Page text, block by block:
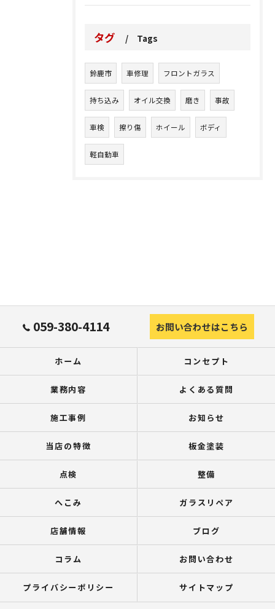
タグ Tags
鈴鹿市 車修理 フロントガラス
持ち込み オイル交換 磨き 事故
車検 擦り傷 ホイール ボディ
軽自動車
059-380-4114 お問い合わせはこちら
ホーム コンセプト
業務内容 よくある質問
施工事例 お知らせ
当店の特徴 板金塗装
点検 整備
へこみ ガラスリペア
店舗情報 ブログ
コラム お問い合わせ
プライバシーポリシー サイトマップ